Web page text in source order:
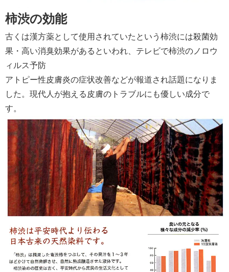
柿渋の効能
古くは漢方薬として使用されていたという柿渋には殺菌効
果・高い消臭効果があるといわれ、テレビで柿渋のノロウ
ィルス予防
アトピー性皮膚炎の症状改善などが報道され話題になりま
した。現代人が抱える皮膚のトラブルにも優しい成分で
す。